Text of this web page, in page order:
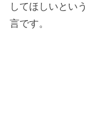
してほしいとい
言です。